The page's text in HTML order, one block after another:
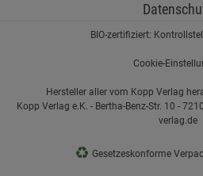
BIO-zertifiziert:
Cookie-
Hersteller aller vom Kopp Verlag
Kopp Verlag e.K. - Bertha-Benz-Str. 10 -
verlag.de
♻ Gesetzeskonforme